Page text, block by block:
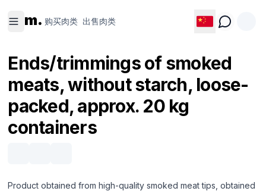
m. 购买肉类 出售肉类
Ends/trimmings of smoked
meats, without starch, loose-
packed, approx. 20 kg
containers
Product obtained from high-quality smoked meat tips, obtained